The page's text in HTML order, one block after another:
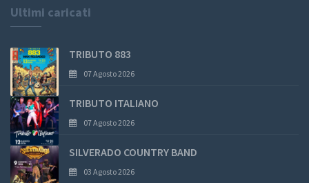
Ultimi caricati
TRIBUTO 883
07 Agosto 2026
TRIBUTO ITALIANO
07 Agosto 2026
SILVERADO COUNTRY BAND
03 Agosto 2026